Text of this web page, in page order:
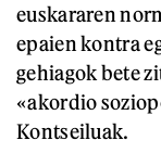
euskararen
epaien kontra
gehiagok bete
«akordio
Kontseiluak.